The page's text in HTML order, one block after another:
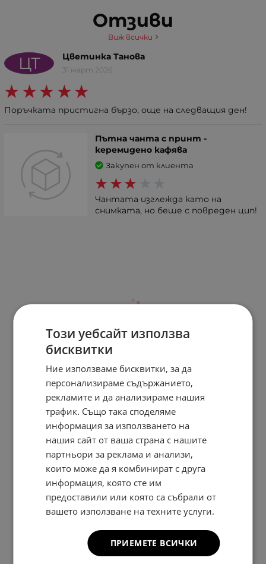
Отзиви
Виж всички
ЦТ Цветинка Танова
31 март 2026
Поръчката пристигна бързо, още на следващия ден!
Пътна чанта с принт -
керемидено кафява
Закупен от клиента
Чантата изглежда като на
снимката, но беше с повреден цип!
Този уебсайт използва
бисквитки
Ние използваме бисквитки, за да
персонализираме съдържанието,
рекламите и да анализираме нашия
трафик. Също така споделяме
информация за използването на
нашия сайт от ваша страна с нашите
партньори за реклама и анализи,
които може да я комбинират с друга
информация, която сте им
предоставили или която са събрали от
вашето използване на техните услуги.
ПРИЕМЕТЕ ВСИЧКИ